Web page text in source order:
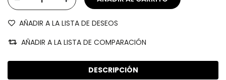
AÑADIR A LA LISTA DE DESEOS
AÑADIR A LA LISTA DE COMPARACIÓN
DESCRIPCIÓN